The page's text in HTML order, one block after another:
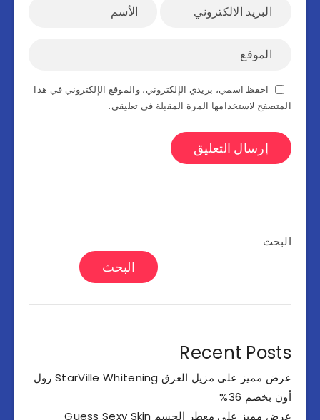
احفظ اسمي، بريدي الإلكتروني، والموقع الإلكتروني في هذا
المتصفح لاستخدامها المرة المقبلة في تعليقي.
البحث
البحث
Recent Posts
عرض مميز على مزيل العرق StarVille Whitening رول
أون بخصم 36%
عرض مميز على معطر الجسم Guess Sexy Skin